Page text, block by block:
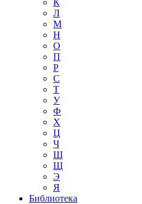
Л
М
Н
О
П
Р
С
Т
У
Ф
Х
Ц
Ч
Ш
Щ
Э
Я
Библиотека